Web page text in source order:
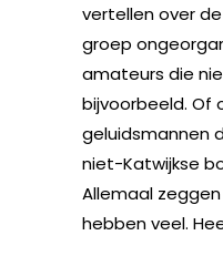
vertellen over
groep
amateurs die
bijvoorbeeld. Of
geluidsmannen
niet-Katwijkse
Allemaal zeggen
hebben veel.